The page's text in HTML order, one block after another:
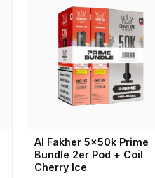
Al Fakher 5x50k Prime
Bundle 2er Pod + Coil
Cherry Ice